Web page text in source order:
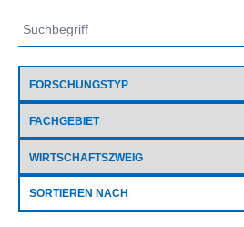
SORTIEREN NACH